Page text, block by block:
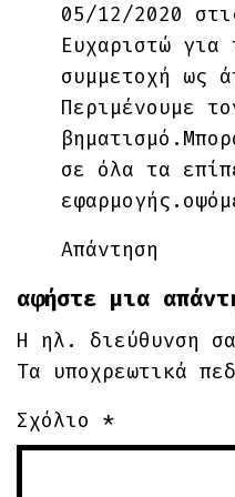
05/12/2020
Ευχαριστώ για
συμμετοχή ως
Περιμένουμε
σε όλα τα
Απάντηση
αφήστε μια
Η ηλ. διεύθυνση
Τα υποχρεωτικά
Σχόλιο *